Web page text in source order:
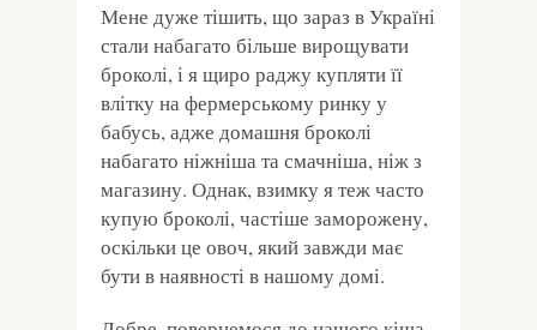
Мене дуже тішить, що зараз в Україні
стали набагато більше вирощувати
броколі, і я щиро раджу купляти її
влітку на фермерському ринку у
бабусь, адже домашня броколі
набагато ніжніша та смачніша, ніж з
магазину. Однак, взимку я теж часто
купую броколі, частіше заморожену,
оскільки це овоч, який завжди має
бути в наявності в нашому домі.